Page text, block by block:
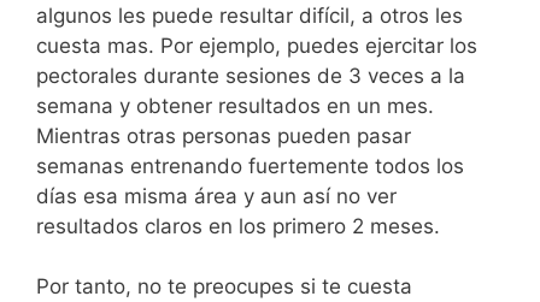
algunos les puede resultar difícil, a otros les
cuesta mas. Por ejemplo, puedes ejercitar los
pectorales durante sesiones de 3 veces a la
semana y obtener resultados en un mes.
Mientras otras personas pueden pasar
semanas entrenando fuertemente todos los
días esa misma área y aun así no ver
resultados claros en los primero 2 meses.
Por tanto, no te preocupes si te cuesta